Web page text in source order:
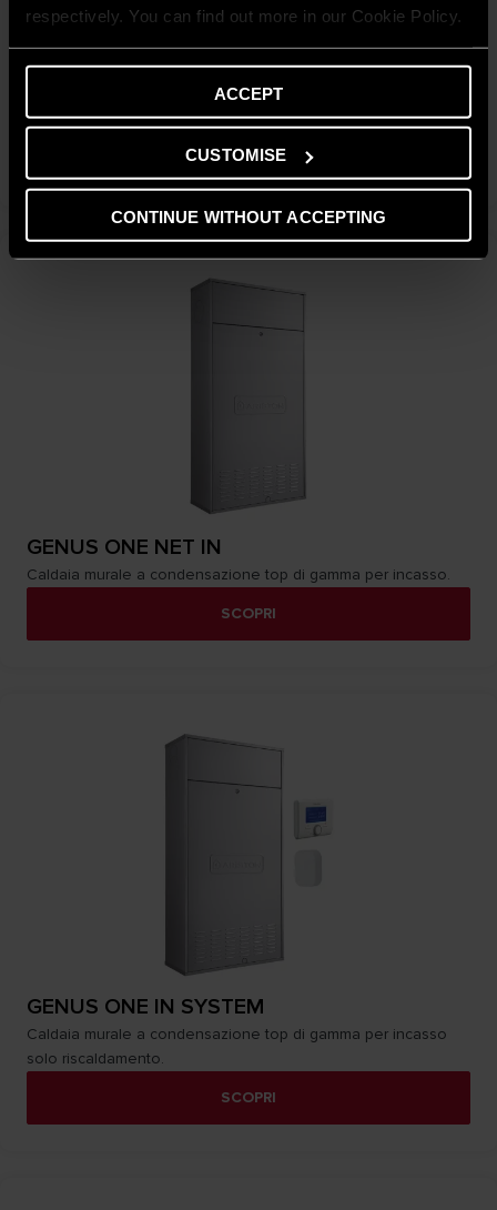
respectively. You can find out more in our Cookie Policy.
ACCEPT
CUSTOMISE
CONTINUE WITHOUT ACCEPTING
GENUS ONE KAIROS IN
EVO IN, caldaia murale a condensazione progettata
espressamente per l'installazione ad incasso e per
l’integrazione con un impianto solare termico.
SCOPRI
GENUS ONE NET IN
Caldaia murale a condensazione top di gamma per incasso.
SCOPRI
GENUS ONE IN SYSTEM
Caldaia murale a condensazione top di gamma per incasso
solo riscaldamento.
SCOPRI